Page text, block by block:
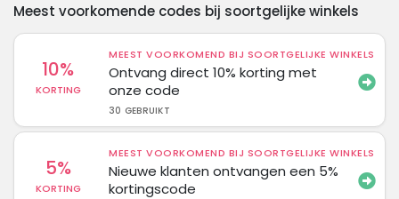
Meest voorkomende codes bij soortgelijke winkels
10%
KORTING
MEEST VOORKOMEND BIJ SOORTGELIJKE WINKELS
Ontvang direct 10% korting met
onze code
30 GEBRUIKT
5%
KORTING
MEEST VOORKOMEND BIJ SOORTGELIJKE WINKELS
Nieuwe klanten ontvangen een 5%
kortingscode